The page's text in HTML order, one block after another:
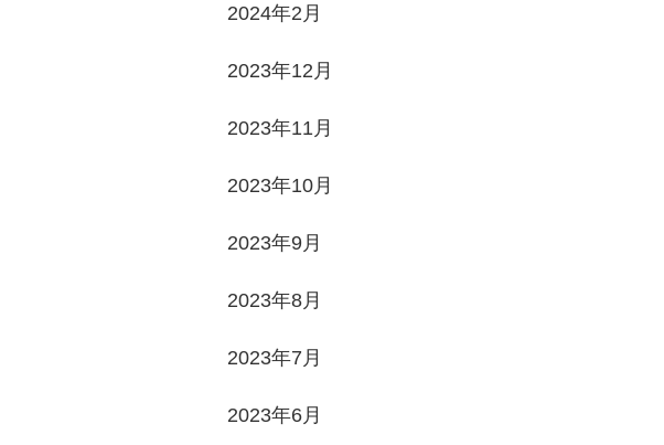
2024年2月
2023年12月
2023年11月
2023年10月
2023年9月
2023年8月
2023年7月
2023年6月